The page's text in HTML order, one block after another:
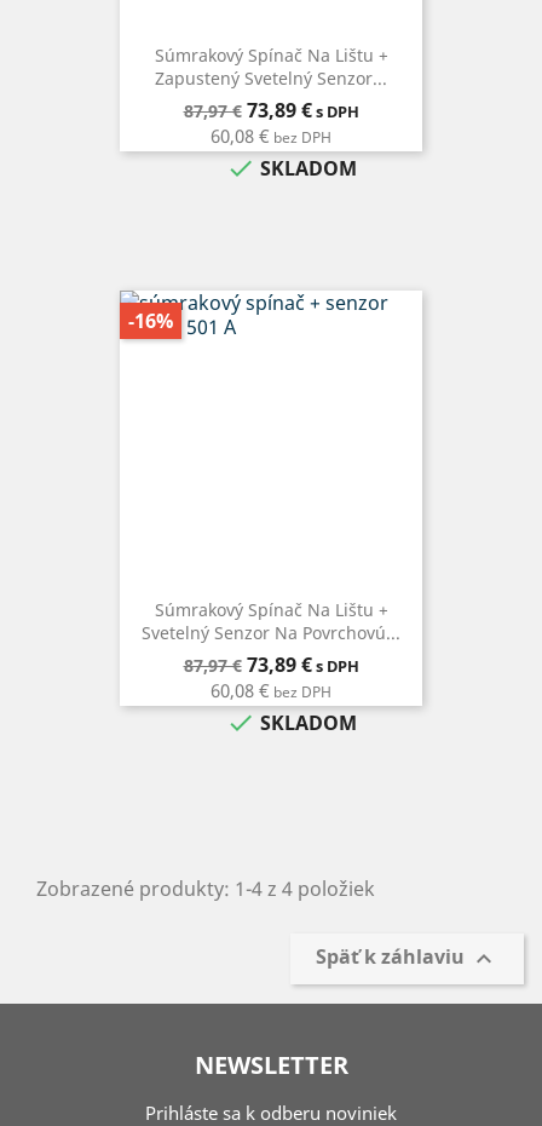
Súmrakový Spínač Na Lištu +
Zapustený Svetelný Senzor...
Bežná
cena
87,97 € Cena
73,89 €s DPH
60,08 € bez DPH
 SKLADOM
Súmrakový Spínač Na Lištu +
Svetelný Senzor Na Povrchovú...
Bežná
cena
87,97 € Cena
73,89 €s DPH
60,08 € bez DPH
 SKLADOM
-16%
Zobrazené produkty: 1-4 z 4 položiek
Späť k záhlaviu 
NEWSLETTER
Prihláste sa k odberu noviniek